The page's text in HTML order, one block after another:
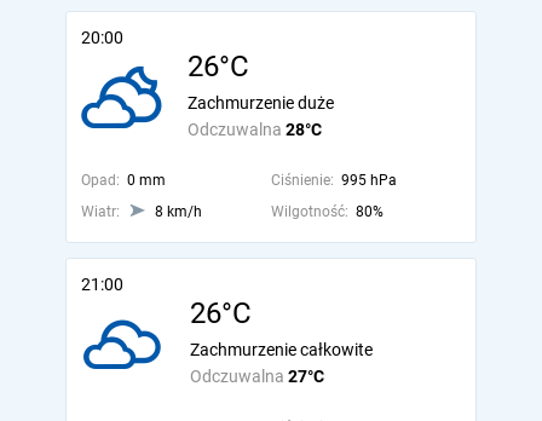
20:00
26°C
Odczuwalna 28°C
Zachmurzenie duże
Opad: 0 mm Ciśnienie: 995 hPa
Wiatr:
8 km/h Wilgotność: 80%
21:00
26°C
Odczuwalna 27°C
Zachmurzenie całkowite